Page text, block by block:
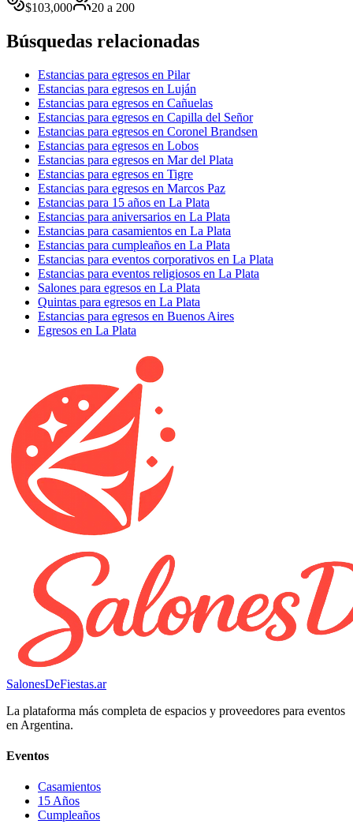
$103,000 20 a 200
Búsquedas relacionadas
Estancias para egresos en Pilar
Estancias para egresos en Luján
Estancias para egresos en Cañuelas
Estancias para egresos en Capilla del Señor
Estancias para egresos en Coronel Brandsen
Estancias para egresos en Lobos
Estancias para egresos en Mar del Plata
Estancias para egresos en Tigre
Estancias para egresos en Marcos Paz
Estancias para 15 años en La Plata
Estancias para aniversarios en La Plata
Estancias para casamientos en La Plata
Estancias para cumpleaños en La Plata
Estancias para eventos corporativos en La Plata
Estancias para eventos religiosos en La Plata
Salones para egresos en La Plata
Quintas para egresos en La Plata
Estancias para egresos en Buenos Aires
Egresos en La Plata
SalonesDeFiestas.ar
La plataforma más completa de espacios y proveedores para eventos
en Argentina.
Eventos
Casamientos
15 Años
Cumpleaños